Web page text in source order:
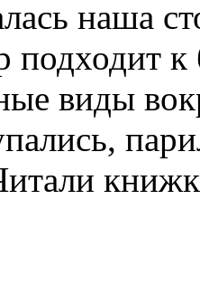
наша
подходит к
виды